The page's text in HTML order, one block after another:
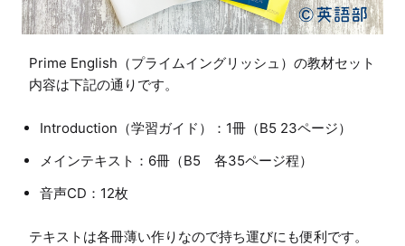
Prime English（プライムイングリッシュ）の教材セット
Introduction（学習ガイド）：1冊（B5 23ページ）
メインテキスト：6冊（B5 各35ページ程）
音声CD：12枚
テキストは各冊薄い作りなので持ち運びにも便利です。